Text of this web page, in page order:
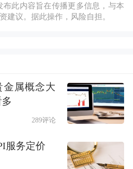
是积极配置并动态调
3月份资本市场震荡下
险资金配置的股票金额
平。
布此内容旨在传播更多信息，与本
建议。据此操作，风险自担。
金属概念大
289评论
服务定价